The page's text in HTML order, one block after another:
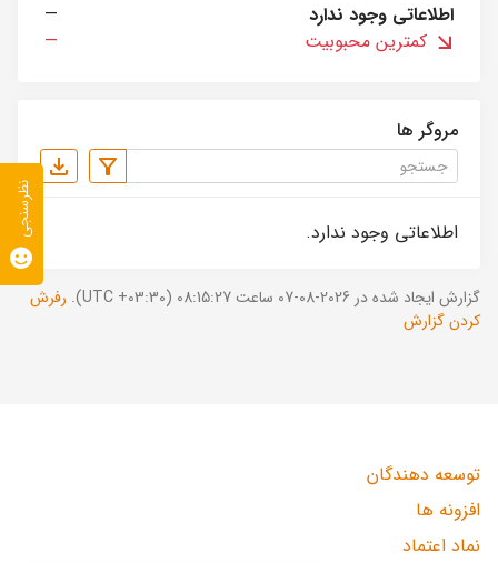
اطلاعاتی وجود ندارد
—
کمترین محبوبیت
—
مروگر ها
اطلاعاتی وجود ندارد.
گزارش ایجاد شده در 2026-08-07 ساعت 08:15:27 (UTC +03:30).
رفرش
کردن گزارش
توسعه دهندگان
افزونه ها
نماد اعتماد
نظرسنجی